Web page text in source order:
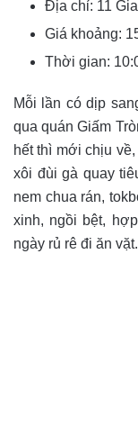
Địa chỉ: 11
Giá khoảng:
Thời gian:
Mỗi lần có dịp
qua quán Giấm
hết thì mới chịu
xôi đùi gà quay
nem chua rán,
xinh, ngồi bệt,
ngày rủ rê đi ăn vặt.